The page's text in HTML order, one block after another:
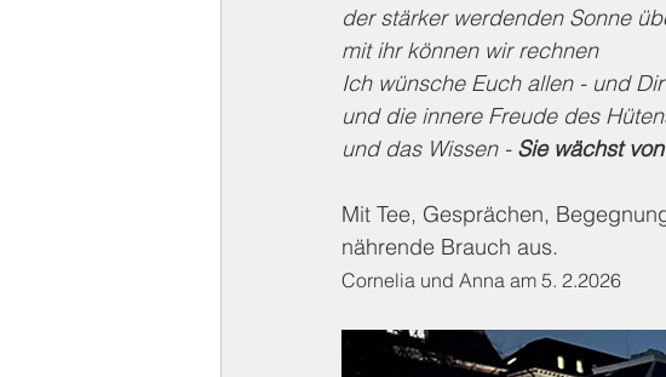
der stärker werdenden Sonne
mit ihr können wir rechnen
Ich wünsche Euch allen - und
und die innere Freude des
und das Wissen - Sie wächst
Mit Tee, Gesprächen,
nährende Brauch aus.
Cornelia und Anna am 5. 2.2026